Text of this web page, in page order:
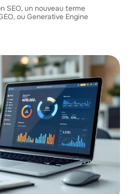
SEO, un nouveau terme
ou Generative Engine